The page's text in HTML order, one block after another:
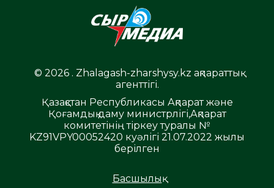
© 2026 . Zhalagash-zharshysy.kz ақпараттық
агенттігі.
Қазақстан Республикасы Ақпарат және
Қоғамдық даму министрлігі,Ақпарат
комитетінің тіркеу туралы №
KZ91VPY00052420 куәлігі 21.07.2022 жылы
берілген
Басшылық